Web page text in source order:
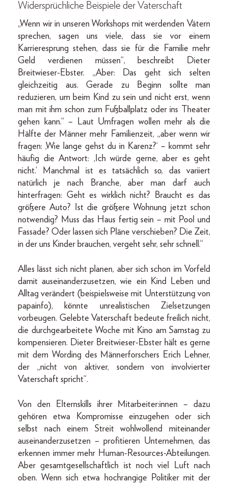
Widersprüchliche Beispiele der Vaterschaft
„Wenn wir in unseren Workshops mit werdenden Vätern
sprechen, sagen uns viele, dass sie vor einem
Karrieresprung stehen, dass sie für die Familie mehr
Geld verdienen müssen“, beschreibt Dieter
Breitwieser-Ebster. „Aber: Das geht sich selten
gleichzeitig aus. Gerade zu Beginn sollte man
reduzieren, um beim Kind zu sein und nicht erst, wenn
man mit ihm schon zum Fußballplatz oder ins Theater
gehen kann.“ – Laut Umfragen wollen mehr als die
Hälfte der Männer mehr Familienzeit, „aber wenn wir
fragen: ‚Wie lange gehst du in Karenz?‘ – kommt sehr
häufig die Antwort: ,Ich würde gerne, aber es geht
nicht.‘ Manchmal ist es tatsächlich so, das variiert
natürlich je nach Branche, aber man darf auch
hinterfragen: Geht es wirklich nicht? Braucht es das
größere Auto? Ist die größere Wohnung jetzt schon
notwendig? Muss das Haus fertig sein – mit Pool und
Fassade? Oder lassen sich Pläne verschieben? Die Zeit,
in der uns Kinder brauchen, vergeht sehr, sehr schnell.“
Alles lässt sich nicht planen, aber sich schon im Vorfeld
damit auseinanderzusetzen, wie ein Kind Leben und
Alltag verändert (beispielsweise mit Unterstützung von
papainfo), könnte unrealistischen Zielsetzungen
vorbeugen. Gelebte Vaterschaft bedeute freilich nicht,
die durchgearbeitete Woche mit Kino am Samstag zu
kompensieren. Dieter Breitwieser-Ebster hält es gerne
mit dem Wording des Männerforschers Erich Lehner,
der „nicht von aktiver, sondern von involvierter
Vaterschaft spricht“.
Von den Elternskills ihrer Mitarbeiter:innen – dazu
gehören etwa Kompromisse einzugehen oder sich
selbst nach einem Streit wohlwollend miteinander
auseinanderzusetzen – profitieren Unternehmen, das
erkennen immer mehr Human-Resources-Abteilungen.
Aber gesamtgesellschaftlich ist noch viel Luft nach
oben. Wenn sich etwa hochrangige Politiker mit der